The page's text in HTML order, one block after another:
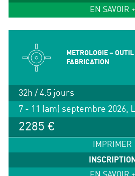
EN SAVOIR +
METROLOGIE –
FABRICATION
32h / 4.5 jours
7 - 11 (am) septembre 2026,
2285 €
IMPRIMER
INSCRIPTION